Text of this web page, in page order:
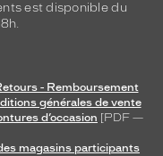
est disponible du
- Remboursement
générales de vente
d’occasion [PDF —
magasins participants